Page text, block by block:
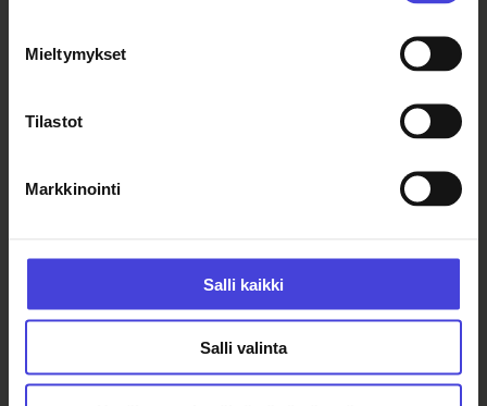
Mieltymykset
Tilastot
Markkinointi
Salli kaikki
Salli valinta
Paina plus-ikonia tai otsikkoa avataksesi tai
sulkeaksesi sisältöosion.
Säätiön säännöt
2022-2023